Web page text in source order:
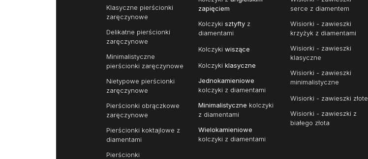
Klasyczne pierścionki
zaręczynowe
Delikatne pierścionki
zaręczynowe
Minimalistyczne
pierścionki zaręczynowe
Nietypowe pierścionki
zaręczynowe
Pierścionki obrączkowe
zaręczynowe
Pierścionki koktajlowe z
diamentami
Pierścionki
zapięciem
Kolczykisztyfty z
diamentami
Kolczykiwiszące
Kolczykiklasyczne
Jednokamieniowe
kolczyki z diamentami
Minimalistyczne kolczyki
z diamentami
Wielokamieniowe
kolczyki z diamentami
serce z diamentem
Wisiorki - zawieszki
krzyżyk z diamentami
Wisiorki - zawieszki
klasyczne
Wisiorki - zawieszki
minimalistyczne
Wisiorki - zawieszki złote
Wisiorki - zawieszki z
białego złota